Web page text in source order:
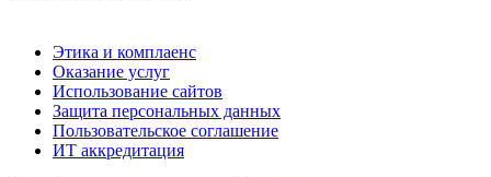
Этика и комплаенс
Оказание услуг
Использование сайтов
Защита персональных данных
Пользовательское соглашение
ИТ аккредитация